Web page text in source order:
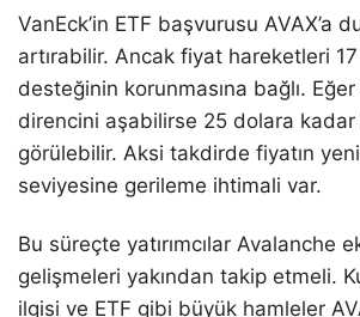
VanEck’in ETF başvurusu AVAX’a
artırabilir. Ancak fiyat hareketleri
desteğinin korunmasına bağlı.
direncini aşabilirse 25 dolara
görülebilir. Aksi takdirde fiyatın
seviyesine gerileme ihtimali var.
Bu süreçte yatırımcılar Avalanche
gelişmeleri yakından takip etmeli.
ilgisi ve ETF gibi büyük hamleler